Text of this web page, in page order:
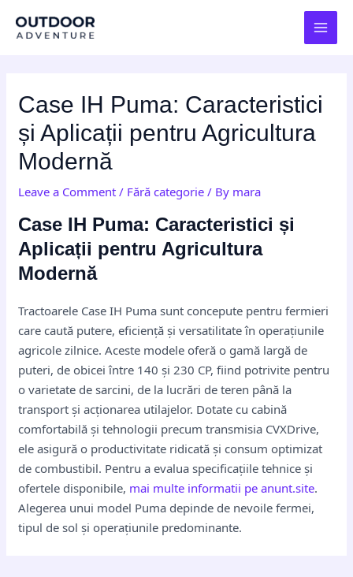
Case IH Puma: Caracteristici
și Aplicații pentru Agricultura
Modernă
Leave a Comment / Fără categorie / By mara
Case IH Puma: Caracteristici și
Aplicații pentru Agricultura
Modernă
Tractoarele Case IH Puma sunt concepute pentru fermieri
care caută putere, eficiență și versatilitate în operațiunile
agricole zilnice. Aceste modele oferă o gamă largă de
puteri, de obicei între 140 și 230 CP, fiind potrivite pentru
o varietate de sarcini, de la lucrări de teren până la
transport și acționarea utilajelor. Dotate cu cabină
comfortabilă și tehnologii precum transmisia CVXDrive,
ele asigură o productivitate ridicată și consum optimizat
de combustibil. Pentru a evalua specificațiile tehnice și
ofertele disponibile, mai multe informatii pe anunt.site.
Alegerea unui model Puma depinde de nevoile fermei,
tipul de sol și operațiunile predominante.
navigation